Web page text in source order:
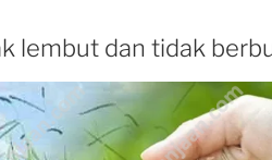
lembut dan tidak